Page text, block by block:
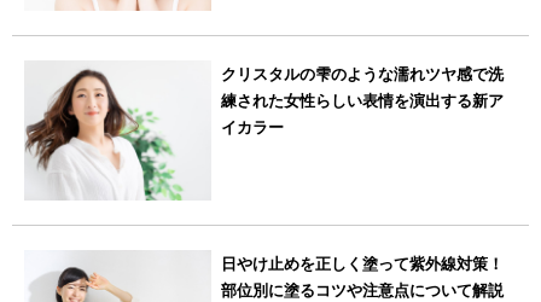
クリスタルの雫のような濡れツヤ感で洗
練された女性らしい表情を演出する新ア
イカラー
日やけ止めを正しく塗って紫外線対策！
部位別に塗るコツや注意点について解説